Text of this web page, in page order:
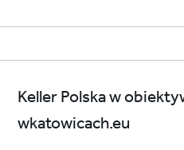
Keller Polska w
wkatowicach.eu